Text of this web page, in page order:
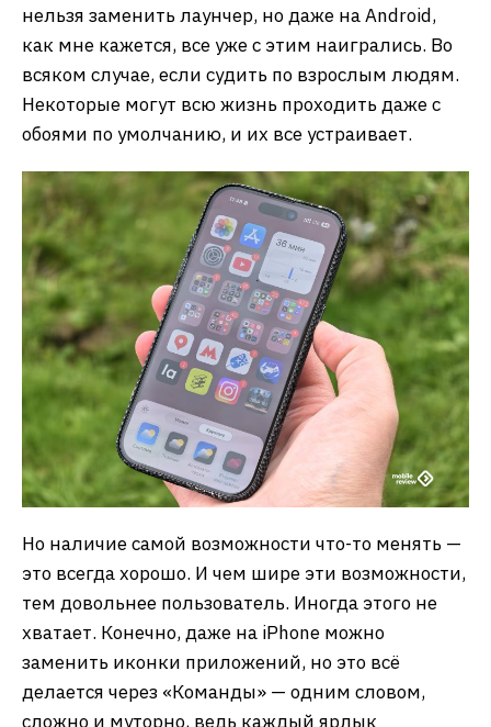
нельзя заменить лаунчер, но даже на Android,
как мне кажется, все уже с этим наигрались. Во
всяком случае, если судить по взрослым людям.
Некоторые могут всю жизнь проходить даже с
обоями по умолчанию, и их все устраивает.
Но наличие самой возможности что-то менять —
это всегда хорошо. И чем шире эти возможности,
тем довольнее пользователь. Иногда этого не
хватает. Конечно, даже на iPhone можно
заменить иконки приложений, но это всё
делается через «Команды» — одним словом,
сложно и муторно, ведь каждый ярлык